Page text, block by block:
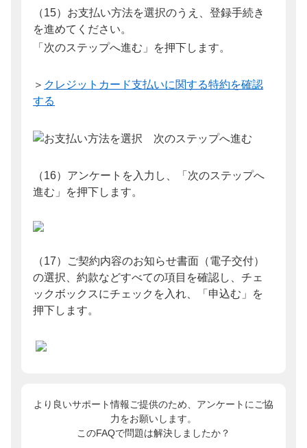
（15）お支払い方法を選択のうえ、登録手続き
を進めてください。
「次のステップへ進む」を押下します。
＞ クレジットカード支払いに関する特約を確認
する
（16）アンケートを入力し、「次のステップへ
進む」を押下します。
（17）ご契約内容のお知らせ書面（電子交付）
の選択、約款などすべての項目を確認し、チェ
ックボックスにチェックを入れ、「申込む」を
押下します。
より良いサポート情報ご提供のため、アンケートにご協
力をお願いします。
このFAQで問題は解決しましたか？